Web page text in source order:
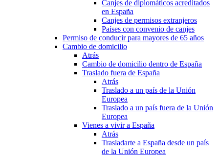
Canjes de diplomáticos acreditados
en España
Canjes de permisos extranjeros
Países con convenio de canjes
Permiso de conducir para mayores de 65 años
Cambio de domicilio
Atrás
Cambio de domicilio dentro de España
Traslado fuera de España
Atrás
Traslado a un país de la Unión
Europea
Traslado a un país fuera de la Unión
Europea
Vienes a vivir a España
Atrás
Trasladarte a España desde un país
de la Unión Europea